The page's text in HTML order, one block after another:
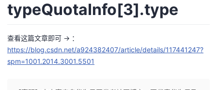
typeQuotaInfo[3].type
查看这篇文章即可 -> ：
https://blog.csdn.net/a924382407/article/details/117441247?
spm=1001.2014.3001.5501